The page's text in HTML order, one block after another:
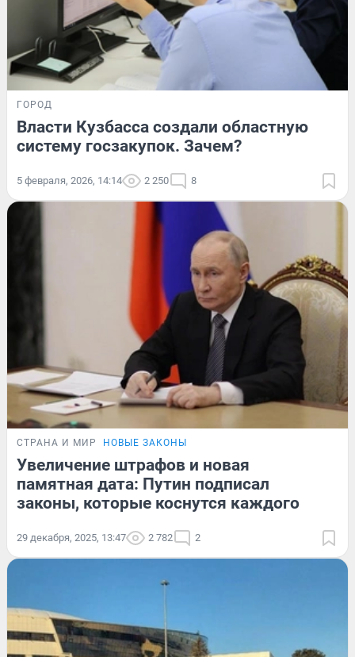
ГОРОД
Власти Кузбасса создали областную
систему госзакупок. Зачем?
5 февраля, 2026, 14:14 2 250 8
СТРАНА И МИР НОВЫЕ ЗАКОНЫ
Увеличение штрафов и новая
памятная дата: Путин подписал
законы, которые коснутся каждого
29 декабря, 2025, 13:47 2 782 2